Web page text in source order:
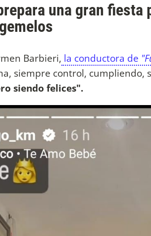
una gran fiesta
Barbieri, la conductora de
siempre control, cumpliendo,
siendo felices".